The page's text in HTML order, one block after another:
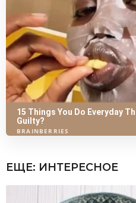
ЕЩЕ: ИНТЕРЕСНОЕ